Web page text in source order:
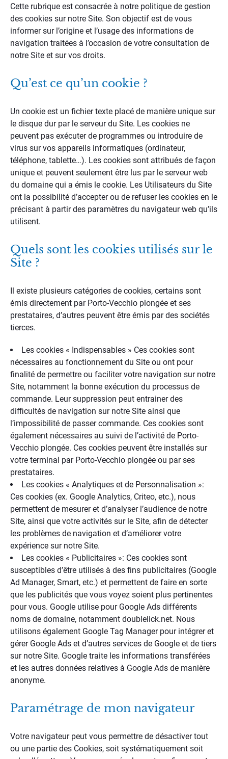
Cette rubrique est consacrée à notre politique de gestion
des cookies sur notre Site. Son objectif est de vous
informer sur l’origine et l’usage des informations de
navigation traitées à l’occasion de votre consultation de
notre Site et sur vos droits.
Qu’est ce qu’un cookie ?
Un cookie est un fichier texte placé de manière unique sur
le disque dur par le serveur du Site. Les cookies ne
peuvent pas exécuter de programmes ou introduire de
virus sur vos appareils informatiques (ordinateur,
téléphone, tablette…). Les cookies sont attribués de façon
unique et peuvent seulement être lus par le serveur web
du domaine qui a émis le cookie. Les Utilisateurs du Site
ont la possibilité d’accepter ou de refuser les cookies en le
précisant à partir des paramètres du navigateur web qu’ils
utilisent.
Quels sont les cookies utilisés sur le
Site ?
Il existe plusieurs catégories de cookies, certains sont
émis directement par Porto-Vecchio plongée et ses
prestataires, d’autres peuvent être émis par des sociétés
tierces.
Les cookies « Indispensables » Ces cookies sont
nécessaires au fonctionnement du Site ou ont pour
finalité de permettre ou faciliter votre navigation sur notre
Site, notamment la bonne exécution du processus de
commande. Leur suppression peut entrainer des
difficultés de navigation sur notre Site ainsi que
l’impossibilité de passer commande. Ces cookies sont
également nécessaires au suivi de l’activité de Porto-
Vecchio plongée. Ces cookies peuvent être installés sur
votre terminal par Porto-Vecchio plongée ou par ses
prestataires.
Les cookies « Analytiques et de Personnalisation »:
Ces cookies (ex. Google Analytics, Criteo, etc.), nous
permettent de mesurer et d’analyser l’audience de notre
Site, ainsi que votre activités sur le Site, afin de détecter
les problèmes de navigation et d’améliorer votre
expérience sur notre Site.
Les cookies « Publicitaires »: Ces cookies sont
susceptibles d’être utilisés à des fins publicitaires (Google
Ad Manager, Smart, etc.) et permettent de faire en sorte
que les publicités que vous voyez soient plus pertinentes
pour vous. Google utilise pour Google Ads différents
noms de domaine, notamment doublelick.net. Nous
utilisons également Google Tag Manager pour intégrer et
gérer Google Ads et d’autres services de Google et de tiers
sur notre Site. Google traite les informations transférées
et les autres données relatives à Google Ads de manière
anonyme.
Paramétrage de mon navigateur
Votre navigateur peut vous permettre de désactiver tout
ou une partie des Cookies, soit systématiquement soit